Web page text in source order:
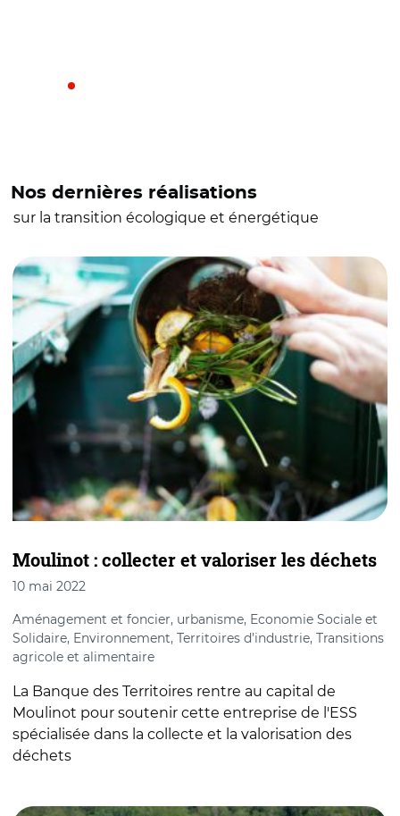
Nos dernières réalisations
sur la transition écologique et énergétique
Moulinot : collecter et valoriser les déchets
10 mai 2022
Aménagement et foncier, urbanisme, Economie Sociale et
Solidaire, Environnement, Territoires d’industrie, Transitions
agricole et alimentaire
La Banque des Territoires rentre au capital de
Moulinot pour soutenir cette entreprise de l'ESS
spécialisée dans la collecte et la valorisation des
déchets